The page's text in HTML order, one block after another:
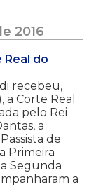
2016
do
recebeu,
a Corte Real
pelo Rei
a
de
Primeira
Segunda
a